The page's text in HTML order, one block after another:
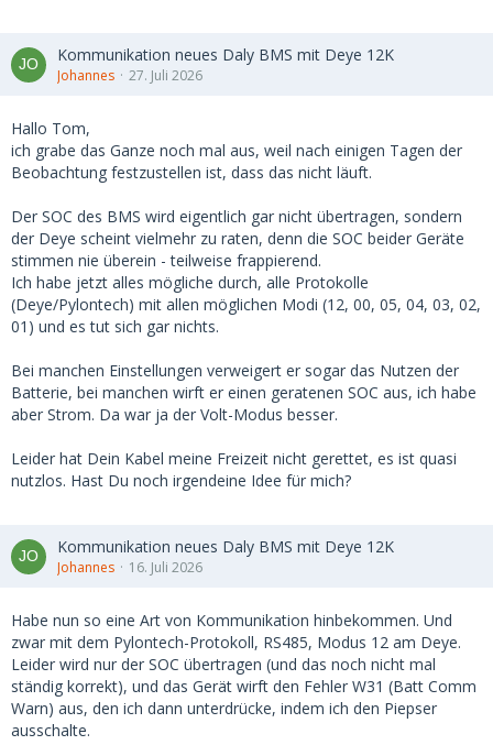
Kommunikation neues Daly BMS mit Deye 12K
Johannes 27. Juli 2026
Hallo Tom,
ich grabe das Ganze noch mal aus, weil nach einigen Tagen der
Beobachtung festzustellen ist, dass das nicht läuft.
Der SOC des BMS wird eigentlich gar nicht übertragen, sondern
der Deye scheint vielmehr zu raten, denn die SOC beider Geräte
stimmen nie überein - teilweise frappierend.
Ich habe jetzt alles mögliche durch, alle Protokolle
(Deye/Pylontech) mit allen möglichen Modi (12, 00, 05, 04, 03, 02,
01) und es tut sich gar nichts.
Bei manchen Einstellungen verweigert er sogar das Nutzen der
Batterie, bei manchen wirft er einen geratenen SOC aus, ich habe
aber Strom. Da war ja der Volt-Modus besser.
Leider hat Dein Kabel meine Freizeit nicht gerettet, es ist quasi
nutzlos. Hast Du noch irgendeine Idee für mich?
Kommunikation neues Daly BMS mit Deye 12K
Johannes 16. Juli 2026
Habe nun so eine Art von Kommunikation hinbekommen. Und
zwar mit dem Pylontech-Protokoll, RS485, Modus 12 am Deye.
Leider wird nur der SOC übertragen (und das noch nicht mal
ständig korrekt), und das Gerät wirft den Fehler W31 (Batt Comm
Warn) aus, den ich dann unterdrücke, indem ich den Piepser
ausschalte.